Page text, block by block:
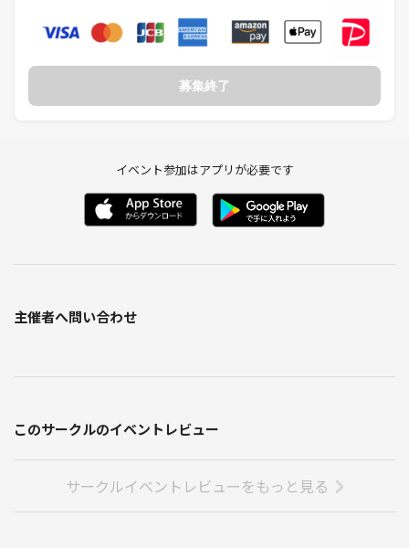
募集終了
イベント参加はアプリが必要です
主催者へ問い合わせ
このサークルのイベントレビュー
サークルイベントレビューをもっと見る